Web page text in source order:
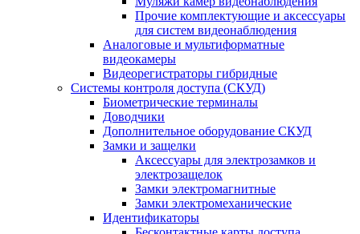
Прочие комплектующие и аксессуары
для систем видеонаблюдения
Аналоговые и мультиформатные
видеокамеры
Видеорегистраторы гибридные
Системы контроля доступа (СКУД)
Биометрические терминалы
Доводчики
Дополнительное оборудование СКУД
Замки и защелки
Аксессуары для электрозамков и
электрозащелок
Замки электромагнитные
Замки электромеханические
Идентификаторы